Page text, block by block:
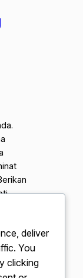
dan
deliver
You
clicking